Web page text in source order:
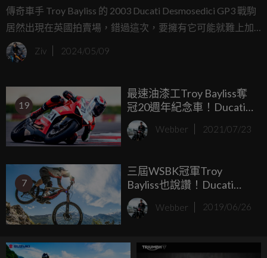
傳奇車手 Troy Bayliss 的 2003 Ducati Desmosedici GP3 戰駒
居然出現在英國拍賣場，錯過這次，要擁有它可能就難上加
難，這可不是一般二手車，而是真正征戰沙場的賽事猛獸，
只要您口袋裡剛好有 35 萬英鎊約台幣 1417 萬元的閒錢，就
Ziv 2024/05/09
19
最速油漆工Troy Bayliss奪
冠20週年紀念車！Ducati
Panigale V2 Bayliss 1st
Championship 20th
Webber 2021/07/23
7
三屆WSBK冠軍Troy
Bayliss也說讚！Ducati
MIG-RR歐陸販售中
Webber 2019/06/26